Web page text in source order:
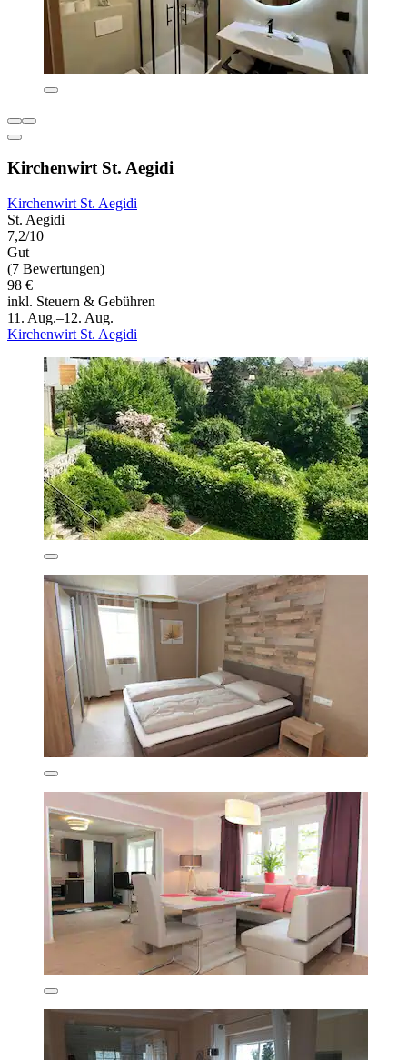
Kirchenwirt St. Aegidi
Kirchenwirt St. Aegidi
St. Aegidi
7,2/10
Gut
(7 Bewertungen)
98 €
inkl. Steuern & Gebühren
11. Aug.–12. Aug.
Kirchenwirt St. Aegidi